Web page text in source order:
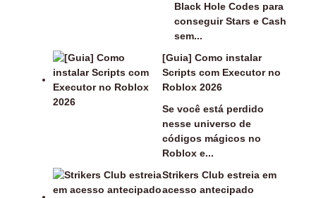
Black Hole Codes para
conseguir Stars e Cash
sem...
[Guia] Como instalar
Scripts com Executor no
Roblox 2026
Se você está perdido
nesse universo de
códigos mágicos no
Roblox e...
Strikers Club estreia em
acesso antecipado